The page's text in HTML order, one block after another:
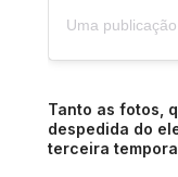
Uma
Tanto as fotos,
despedida do
terceira